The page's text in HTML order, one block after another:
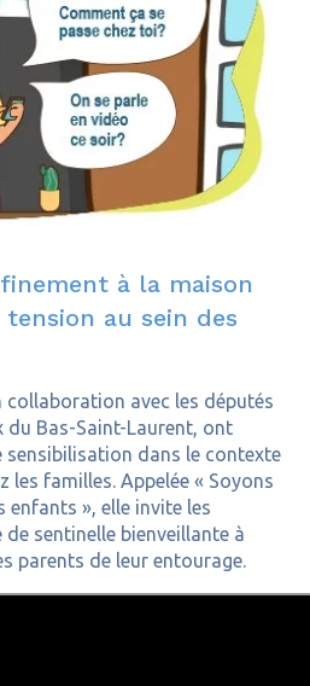
à la maison
au sein des
collaboration avec les députés
du Bas-Saint-Laurent, ont
sensibilisation dans le contexte
les familles. Appelée « Soyons
enfants », elle invite les
sentinelle bienveillante à
parents de leur entourage.